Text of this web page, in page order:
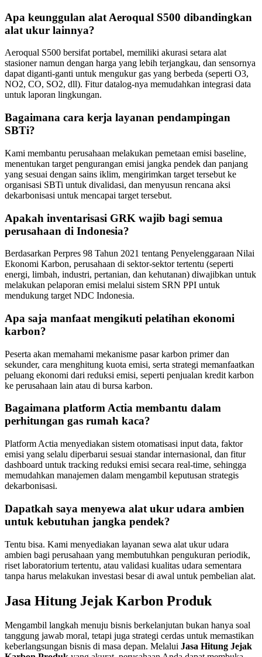
Apa keunggulan alat Aeroqual S500 dibandingkan
alat ukur lainnya?
Aeroqual S500 bersifat portabel, memiliki akurasi setara alat
stasioner namun dengan harga yang lebih terjangkau, dan sensornya
dapat diganti-ganti untuk mengukur gas yang berbeda (seperti O3,
NO2, CO, SO2, dll). Fitur datalog-nya memudahkan integrasi data
untuk laporan lingkungan.
Bagaimana cara kerja layanan pendampingan
SBTi?
Kami membantu perusahaan melakukan pemetaan emisi baseline,
menentukan target pengurangan emisi jangka pendek dan panjang
yang sesuai dengan sains iklim, mengirimkan target tersebut ke
organisasi SBTi untuk divalidasi, dan menyusun rencana aksi
dekarbonisasi untuk mencapai target tersebut.
Apakah inventarisasi GRK wajib bagi semua
perusahaan di Indonesia?
Berdasarkan Perpres 98 Tahun 2021 tentang Penyelenggaraan Nilai
Ekonomi Karbon, perusahaan di sektor-sektor tertentu (seperti
energi, limbah, industri, pertanian, dan kehutanan) diwajibkan untuk
melakukan pelaporan emisi melalui sistem SRN PPI untuk
mendukung target NDC Indonesia.
Apa saja manfaat mengikuti pelatihan ekonomi
karbon?
Peserta akan memahami mekanisme pasar karbon primer dan
sekunder, cara menghitung kuota emisi, serta strategi memanfaatkan
peluang ekonomi dari reduksi emisi, seperti penjualan kredit karbon
ke perusahaan lain atau di bursa karbon.
Bagaimana platform Actia membantu dalam
perhitungan gas rumah kaca?
Platform Actia menyediakan sistem otomatisasi input data, faktor
emisi yang selalu diperbarui sesuai standar internasional, dan fitur
dashboard untuk tracking reduksi emisi secara real-time, sehingga
memudahkan manajemen dalam mengambil keputusan strategis
dekarbonisasi.
Dapatkah saya menyewa alat ukur udara ambien
untuk kebutuhan jangka pendek?
Tentu bisa. Kami menyediakan layanan sewa alat ukur udara
ambien bagi perusahaan yang membutuhkan pengukuran periodik,
riset laboratorium tertentu, atau validasi kualitas udara sementara
tanpa harus melakukan investasi besar di awal untuk pembelian alat.
Jasa Hitung Jejak Karbon Produk
Mengambil langkah menuju bisnis berkelanjutan bukan hanya soal
tanggung jawab moral, tetapi juga strategi cerdas untuk memastikan
keberlangsungan bisnis di masa depan. Melalui Jasa Hitung Jejak